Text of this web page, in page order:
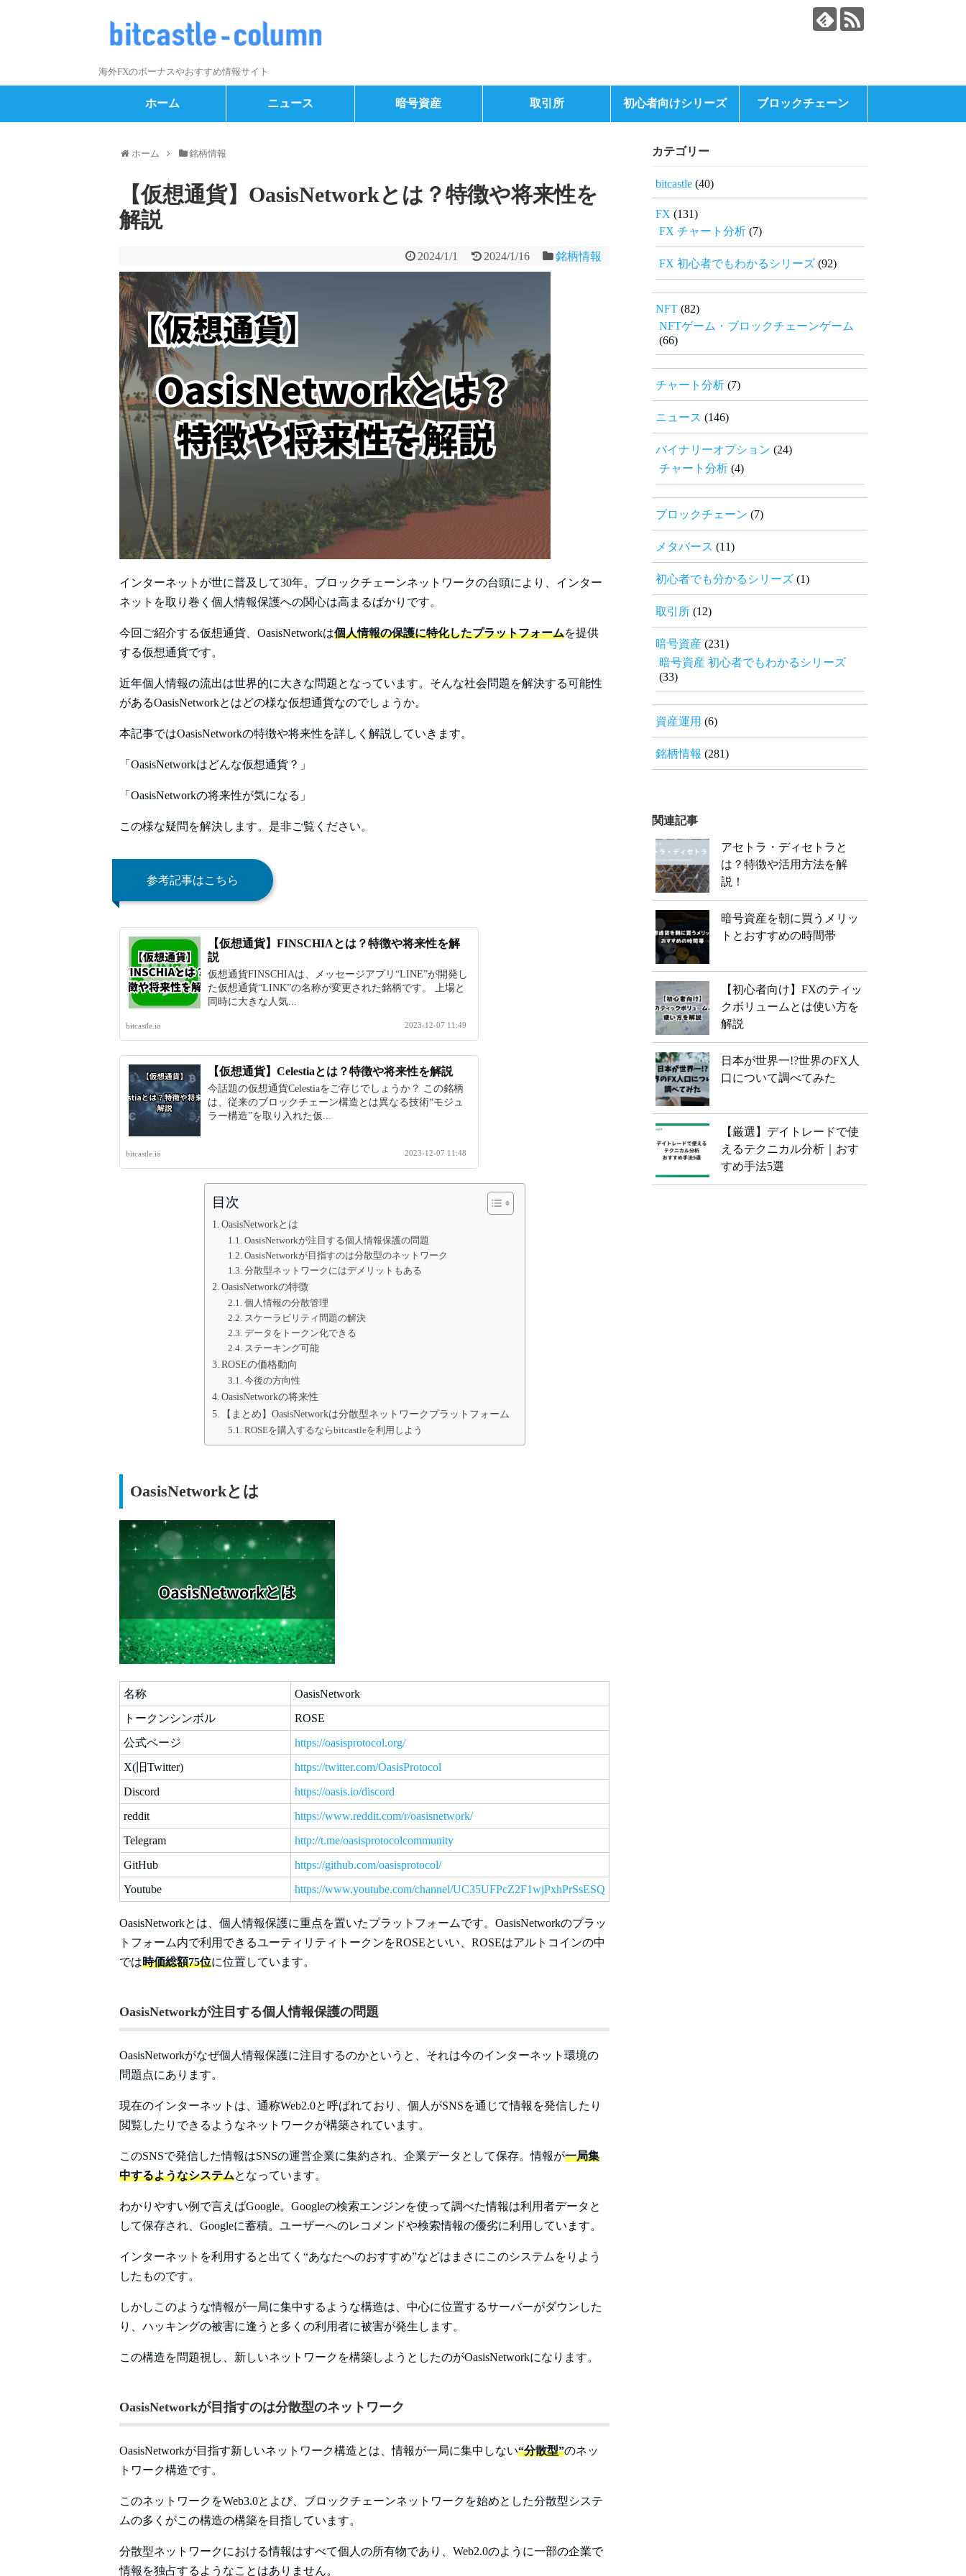
海外FXのボーナスやおすすめ情報サイト
ホーム ニュース 暗号資産 取引所 初心者向けシリーズ ブロックチェーン
ホーム 銘柄情報
【仮想通貨】OasisNetworkとは？特徴や将来性を
解説
2024/1/1 2024/1/16 銘柄情報
インターネットが世に普及して30年。ブロックチェーンネットワークの台頭により、インター
ネットを取り巻く個人情報保護への関心は高まるばかりです。
今回ご紹介する仮想通貨、OasisNetworkは個人情報の保護に特化したプラットフォームを提供
する仮想通貨です。
近年個人情報の流出は世界的に大きな問題となっています。そんな社会問題を解決する可能性
があるOasisNetworkとはどの様な仮想通貨なのでしょうか。
本記事ではOasisNetworkの特徴や将来性を詳しく解説していきます。
「OasisNetworkはどんな仮想通貨？」
「OasisNetworkの将来性が気になる」
この様な疑問を解決します。是非ご覧ください。
参考記事はこちら
【仮想通貨】FINSCHIAとは？特徴や将来性を解
説
仮想通貨FINSCHIAは、メッセージアプリ“LINE”が開発し
た仮想通貨“LINK”の名称が変更された銘柄です。 上場と
同時に大きな人気...
bitcastle.io 2023-12-07 11:49
【仮想通貨】Celestiaとは？特徴や将来性を解説
今話題の仮想通貨Celestiaをご存じでしょうか？ この銘柄
は、従来のブロックチェーン構造とは異なる技術“モジュ
ラー構造”を取り入れた仮...
bitcastle.io 2023-12-07 11:48
目次
OasisNetworkとは
OasisNetworkが注目する個人情報保護の問題
OasisNetworkが目指すのは分散型のネットワーク
分散型ネットワークにはデメリットもある
OasisNetworkの特徴
個人情報の分散管理
スケーラビリティ問題の解決
データをトークン化できる
ステーキング可能
ROSEの価格動向
今後の方向性
OasisNetworkの将来性
【まとめ】OasisNetworkは分散型ネットワークプラットフォーム
ROSEを購入するならbitcastleを利用しよう
OasisNetworkとは
名称
OasisNetwork
トークンシンボル
ROSE
公式ページ
https://oasisprotocol.org/
X(旧Twitter)
https://twitter.com/OasisProtocol
Discord
https://oasis.io/discord
reddit
https://www.reddit.com/r/oasisnetwork/
Telegram
http://t.me/oasisprotocolcommunity
GitHub
https://github.com/oasisprotocol/
Youtube
https://www.youtube.com/channel/UC35UFPcZ2F1wjPxhPrSsESQ
OasisNetworkとは、個人情報保護に重点を置いたプラットフォームです。OasisNetworkのプラッ
トフォーム内で利用できるユーティリティトークンをROSEといい、ROSEはアルトコインの中
では時価総額75位に位置しています。
OasisNetworkが注目する個人情報保護の問題
OasisNetworkがなぜ個人情報保護に注目するのかというと、それは今のインターネット環境の
問題点にあります。
現在のインターネットは、通称Web2.0と呼ばれており、個人がSNSを通じて情報を発信したり
閲覧したりできるようなネットワークが構築されています。
このSNSで発信した情報はSNSの運営企業に集約され、企業データとして保存。情報が一局集
中するようなシステムとなっています。
わかりやすい例で言えばGoogle。Googleの検索エンジンを使って調べた情報は利用者データと
して保存され、Googleに蓄積。ユーザーへのレコメンドや検索情報の優劣に利用しています。
インターネットを利用すると出てく“あなたへのおすすめ”などはまさにこのシステムをりよう
したものです。
しかしこのような情報が一局に集中するような構造は、中心に位置するサーバーがダウンした
り、ハッキングの被害に逢うと多くの利用者に被害が発生します。
この構造を問題視し、新しいネットワークを構築しようとしたのがOasisNetworkになります。
OasisNetworkが目指すのは分散型のネットワーク
OasisNetworkが目指す新しいネットワーク構造とは、情報が一局に集中しない“分散型”のネッ
トワーク構造です。
このネットワークをWeb3.0とよび、ブロックチェーンネットワークを始めとした分散型システ
ムの多くがこの構造の構築を目指しています。
分散型ネットワークにおける情報はすべて個人の所有物であり、Web2.0のように一部の企業で
情報を独占するようなことはありません。
カテゴリー
bitcastle (40)
FX (131)
FX チャート分析 (7)
FX 初心者でもわかるシリーズ (92)
NFT (82)
NFTゲーム・ブロックチェーンゲーム
(66)
チャート分析 (7)
ニュース (146)
バイナリーオプション (24)
チャート分析 (4)
ブロックチェーン (7)
メタバース (11)
初心者でも分かるシリーズ (1)
取引所 (12)
暗号資産 (231)
暗号資産 初心者でもわかるシリーズ
(33)
資産運用 (6)
銘柄情報 (281)
関連記事
アセトラ・ディセトラと
は？特徴や活用方法を解
説！
暗号資産を朝に買うメリッ
トとおすすめの時間帯
【初心者向け】FXのティッ
クボリュームとは使い方を
解説
日本が世界一!?世界のFX人
口について調べてみた
【厳選】デイトレードで使
えるテクニカル分析｜おす
すめ手法5選